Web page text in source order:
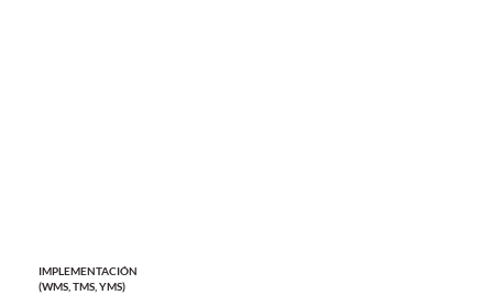
IMPLEMENTACIÓN
(WMS, TMS, YMS)